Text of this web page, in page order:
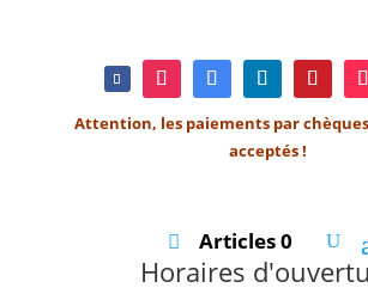
Attention, les paiements par
acceptés !
Articles 0
Horaires